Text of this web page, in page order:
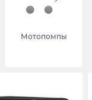
Мотопомпы